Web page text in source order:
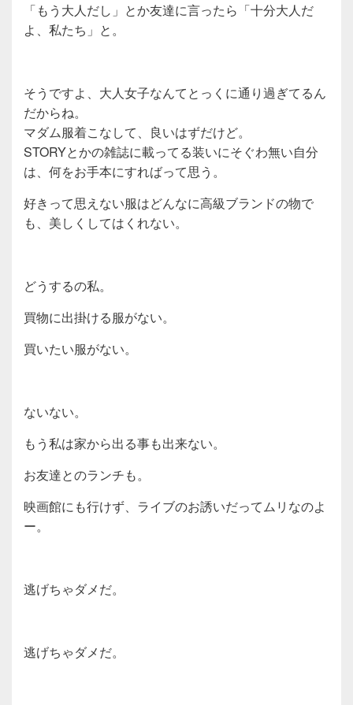
「もう大人だし」とか友達に言ったら「十分大人だ
よ、私たち」と。
そうですよ、大人女子なんてとっくに通り過ぎてるん
だからね。
マダム服着こなして、良いはずだけど。
STORYとかの雑誌に載ってる装いにそぐわ無い自分
は、何をお手本にすればって思う。
好きって思えない服はどんなに高級ブランドの物で
も、美しくしてはくれない。
どうするの私。
買物に出掛ける服がない。
買いたい服がない。
ないない。
もう私は家から出る事も出来ない。
お友達とのランチも。
映画館にも行けず、ライブのお誘いだってムリなのよ
ー。
逃げちゃダメだ。
逃げちゃダメだ。